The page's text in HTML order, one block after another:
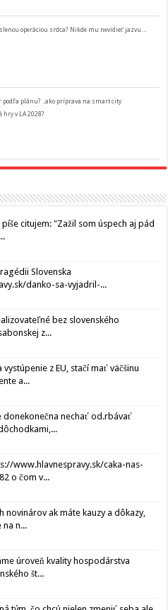
operáciou srdca? Nikde mu nevidieť jazvu…
podľa plánu? ..ako príprava na smart city
v LA 2028?
citujem: "Zažil som úspech aj pád
Slovenska
danko-sa-vyjadril-...
bez slovenského
z...
z EU, stačí mať väčšinu
a...
donekonečna nechať od.rbávať
www.hlavnespravy.sk/caka-nas-
o čom v...
novinárov ak máte kauzy a dôkazy,
na n...
úroveň kvality hospodárstva
št...